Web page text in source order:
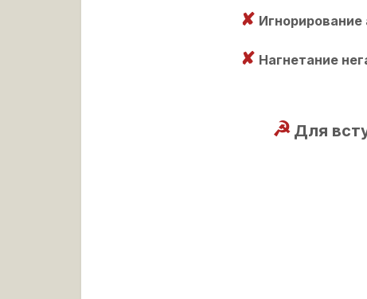
✘ Игнорирование
✘ Нагнетание
☭ Для